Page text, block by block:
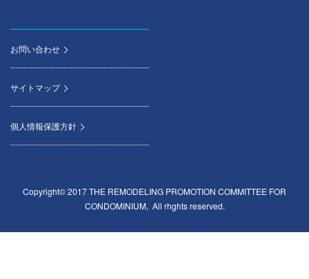
お問い合わせ
サイトマップ
個人情報保護方針
Copyright© 2017 THE REMODELING PROMOTION COMMITTEE FOR
CONDOMINIUM, All rhghts reserved.